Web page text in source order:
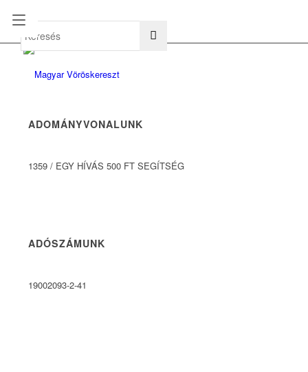
ADOMÁNYVONALUNK
1359 / EGY HÍVÁS 500 FT SEGÍTSÉG
ADÓSZÁMUNK
19002093-2-41